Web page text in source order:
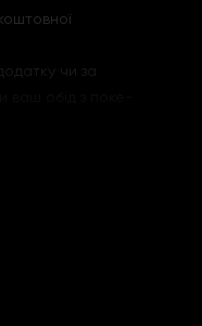
чи за